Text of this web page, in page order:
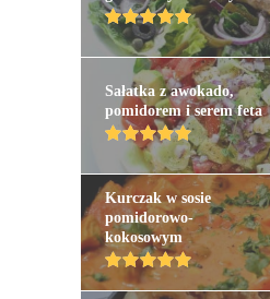
Sałatka z awokado,
pomidorem i serem feta
Kurczak w sosie
pomidorowo-
kokosowym